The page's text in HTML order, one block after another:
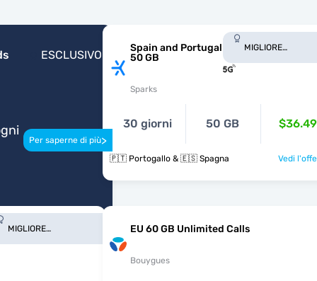
ESCLUSIVO
Per saperne di più>
Spain and Portugal
50 GB
Sparks
MIGLIORE
30 giorni 50 GB $36.49
🇵🇹 Portogallo & 🇪🇸 Spagna Vedi
MIGLIORE
EU 60 GB Unlimited Calls
Bouygues